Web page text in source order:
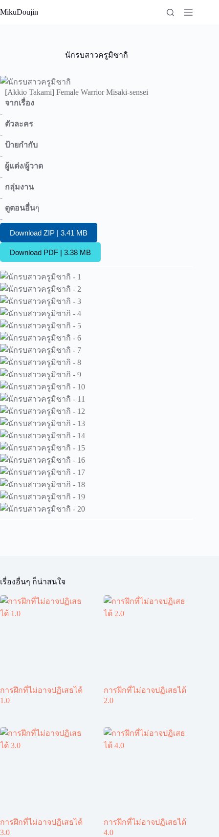
to
MikuDoujin
นักรบสาวครูมิซากิ
[Akkio Takami] Female Warrior Misaki-sensei
จากเรื่อง
-
ตัวละคร
-
ป้ายกำกับ
-
ผู้แต่ง/ผู้วาด
-
กลุ่มงาน
-
ดูตอนอื่นๆ
-
Download ZIP | 3.41 MB
Download PDF | 3.38 MB
เรื่องอื่นๆ ก็น่าสนใจ
การฝึกที่ไม่อาจปฏิเสธได้
1.0
การฝึกที่ไม่อาจปฏิเสธได้
2.0
การฝึกที่ไม่อาจปฏิเสธได้
3.0
การฝึกที่ไม่อาจปฏิเสธได้
4.0